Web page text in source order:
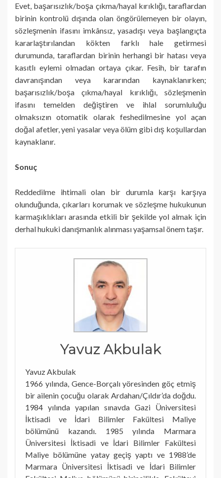
Evet, başarısızlık/boşa çıkma/hayal kırıklığı, taraflardan
birinin kontrolü dışında olan öngörülemeyen bir olayın,
sözleşmenin ifasını imkânsız, yasadışı veya başlangıçta
kararlaştırılandan kökten farklı hale getirmesi
durumunda, taraflardan birinin herhangi bir hatası veya
kasıtlı eylemi olmadan ortaya çıkar. Fesih, bir tarafın
davranışından veya kararından kaynaklanırken;
başarısızlık/boşa çıkma/hayal kırıklığı, sözleşmenin
ifasını temelden değiştiren ve ihlal sorumluluğu
olmaksızın otomatik olarak feshedilmesine yol açan
doğal afetler, yeni yasalar veya ölüm gibi dış koşullardan
kaynaklanır.
Sonuç
Reddedilme ihtimali olan bir durumla karşı karşıya
olunduğunda, çıkarları korumak ve sözleşme hukukunun
karmaşıklıkları arasında etkili bir şekilde yol almak için
derhal hukuki danışmanlık alınması yaşamsal önem taşır.
Yavuz Akbulak
Yavuz Akbulak
1966 yılında, Gence-Borçalı yöresinden göç etmiş
bir ailenin çocuğu olarak Ardahan/Çıldır’da doğdu.
1984 yılında yapılan sınavda Gazi Üniversitesi
İktisadi ve İdari Bilimler Fakültesi Maliye
bölümünü kazandı. 1985 yılında Marmara
Üniversitesi İktisadi ve İdari Bilimler Fakültesi
Maliye bölümüne yatay geçiş yaptı ve 1988’de
Marmara Üniversitesi İktisadi ve İdari Bilimler